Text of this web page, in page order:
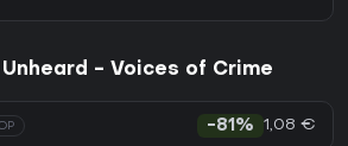
- Voices of Crime
-81% 1,08 €